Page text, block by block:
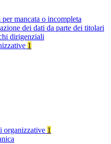
per mancata o incompleta
dei dati da parte dei titolari
dirigenziali
1
organizzative 1